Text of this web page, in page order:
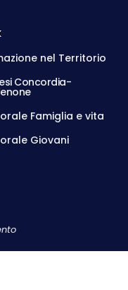
nel Territorio
Concordia-
Famiglia e vita
Giovani